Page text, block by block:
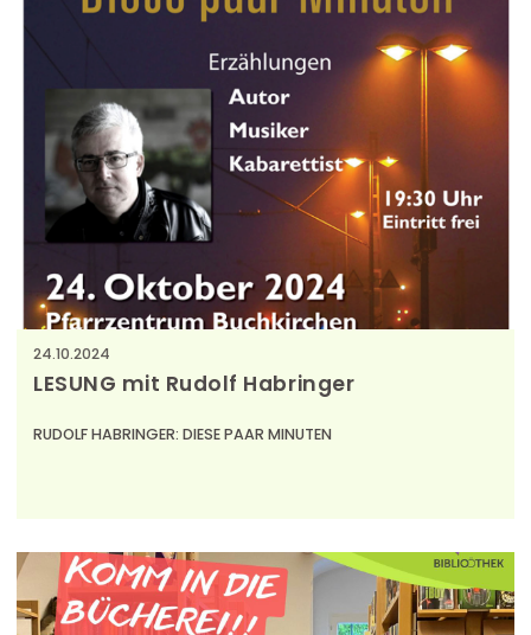
24.10.2024
LESUNG mit Rudolf Habringer
RUDOLF HABRINGER: DIESE PAAR MINUTEN